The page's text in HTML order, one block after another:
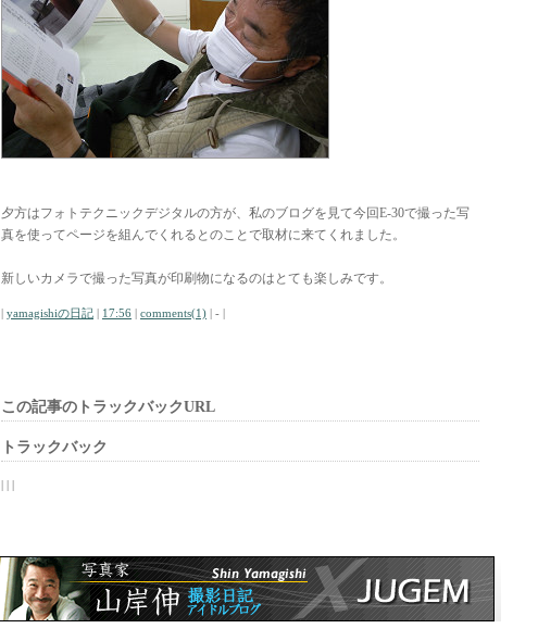
夕方はフォトテクニックデジタルの方が、私のブログを見て今回E-30で撮った写
真を使ってページを組んでくれるとのことで取材に来てくれました。
新しいカメラで撮った写真が印刷物になるのはとても楽しみです。
| yamagishiの日記 | 17:56 | comments(1) | - |
この記事のトラックバックURL
トラックバック
| | |